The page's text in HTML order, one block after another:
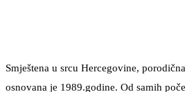
Smještena u srcu Hercegovine,
osnovana je 1989.godine. Od samih